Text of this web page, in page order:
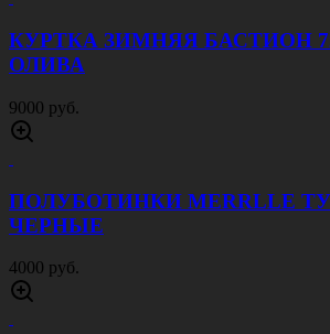
КУРТКА ЗИМНЯЯ БАСТИОН
ОЛИВА
9000 руб.
ПОЛУБОТИНКИ MERRLLE
ЧЕРНЫЕ
4000 руб.